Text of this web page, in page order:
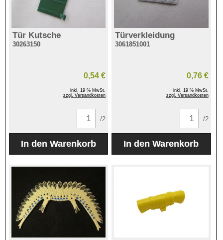
Tür Kutsche
30263150
0,54 €
inkl. 19 % MwSt.
zzgl. Versandkosten
/2
Türverkleidung
3061851001
0,76 €
inkl. 19 % MwSt.
zzgl. Versandkosten
/2